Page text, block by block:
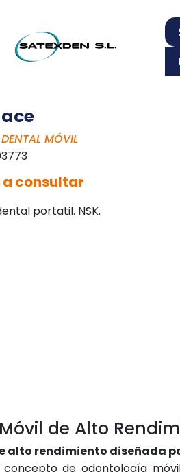
MÓVIL
a consultar
portatil. NSK.
de Alto
alto rendimiento diseñada
de odontología